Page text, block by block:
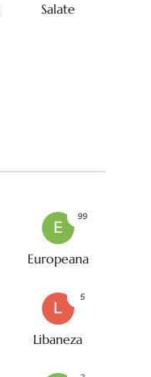
Salate
E
Europeana
99
L
Libaneza
5